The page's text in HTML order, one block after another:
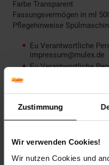
Zustimmung
Wir verwenden Cookies!
Wir nutzen Cookies und
Farbe Transparent
Fassungsvermögen in ml
Pflegehinweise
Eu Verantwortliche
impressum@mulex.de
Eu Verantwortliche
Eu Verantwortliche
Eu Verantwortliche
Gläser-Art: Longdrink
Hauptmaterial: Glas